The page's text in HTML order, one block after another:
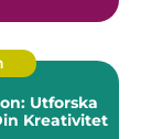
Utforska
Kreativitet